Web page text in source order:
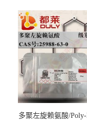
多聚左旋赖氨酸/